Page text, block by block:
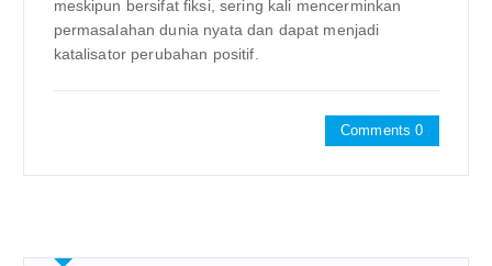
meskipun bersifat fiksi, sering kali mencerminkan
permasalahan dunia nyata dan dapat menjadi
katalisator perubahan positif.
Comments 0